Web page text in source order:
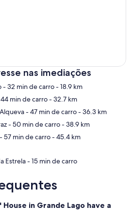
Mapa
nas imediações
- 32 min de carro- 18.9 km
min de carro- 32.7 km
- 47 min de carro- 36.3 km
- 50 min de carro- 38.9 km
- 57 min de carro- 45.4 km
‪Restaurante Sabores da Estrela - ‬15 min de carro
in Grande Lago have a